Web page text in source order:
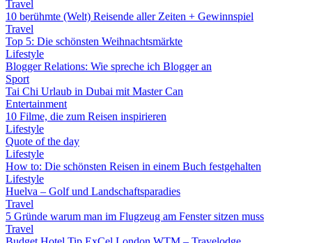
Travel
10 berühmte (Welt) Reisende aller Zeiten + Gewinnspiel
Travel
Top 5: Die schönsten Weihnachtsmärkte
Lifestyle
Blogger Relations: Wie spreche ich Blogger an
Sport
Tai Chi Urlaub in Dubai mit Master Can
Entertainment
10 Filme, die zum Reisen inspirieren
Lifestyle
Quote of the day
Lifestyle
How to: Die schönsten Reisen in einem Buch festgehalten
Lifestyle
Huelva – Golf und Landschaftsparadies
Travel
5 Gründe warum man im Flugzeug am Fenster sitzen muss
Travel